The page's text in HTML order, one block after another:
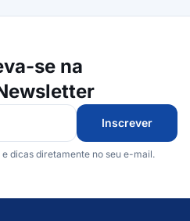
se na
Inscrever
dicas diretamente no seu e-mail.